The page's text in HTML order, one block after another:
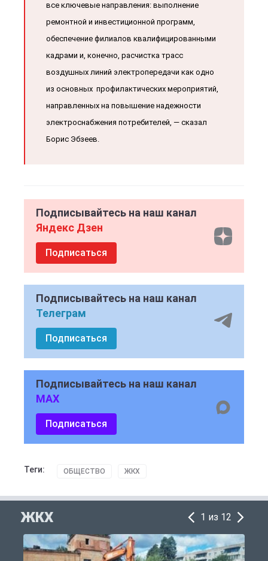
все ключевые направления: выполнение
ремонтной и инвестиционной программ,
обеспечение филиалов квалифицированными
кадрами и, конечно, расчистка трасс
воздушных линий электропередачи как одно
из основных профилактических мероприятий,
направленных на повышение надежности
электроснабжения потребителей, — сказал
Борис Эбзеев.
Подписывайтесь на наш канал
Яндекс Дзен
Подписаться
Подписывайтесь на наш канал
Телеграм
Подписаться
Подписывайтесь на наш канал
MAX
Подписаться
Теги: ОБЩЕСТВО ЖКХ
ЖКХ 1 из 12